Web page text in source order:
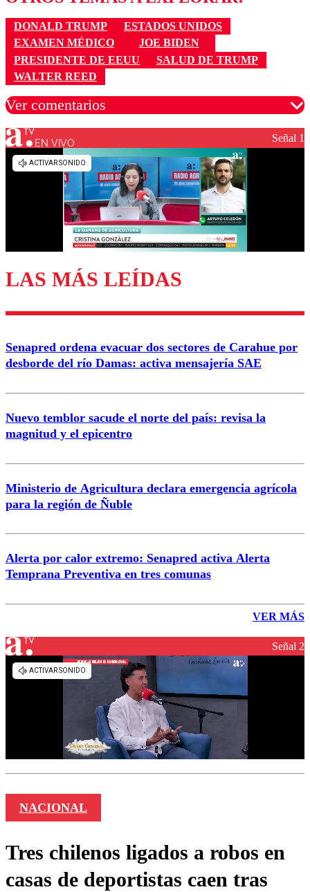
DONALD TRUMP
ESTADOS UNIDOS
EXAMEN MÉDICO
JOE BIDEN
PRESIDENTE DE EEUU
SALUD DE TRUMP
WALTER REED
Ver comentarios
Los comentarios son moderados para garantizar un
diálogo respetuoso.
Enviar comentario
EN VIVO Señal 1
LAS MÁS LEÍDAS
Senapred ordena evacuar dos sectores de Carahue por
desborde del río Damas: activa mensajería SAE
Nuevo temblor sacude el norte del país: revisa la
magnitud y el epicentro
Ministerio de Agricultura declara emergencia agrícola
para la región de Ñuble
Alerta por calor extremo: Senapred activa Alerta
Temprana Preventiva en tres comunas
VER MÁS
Señal 2
NACIONAL
Tres chilenos ligados a robos en
casas de deportistas caen tras